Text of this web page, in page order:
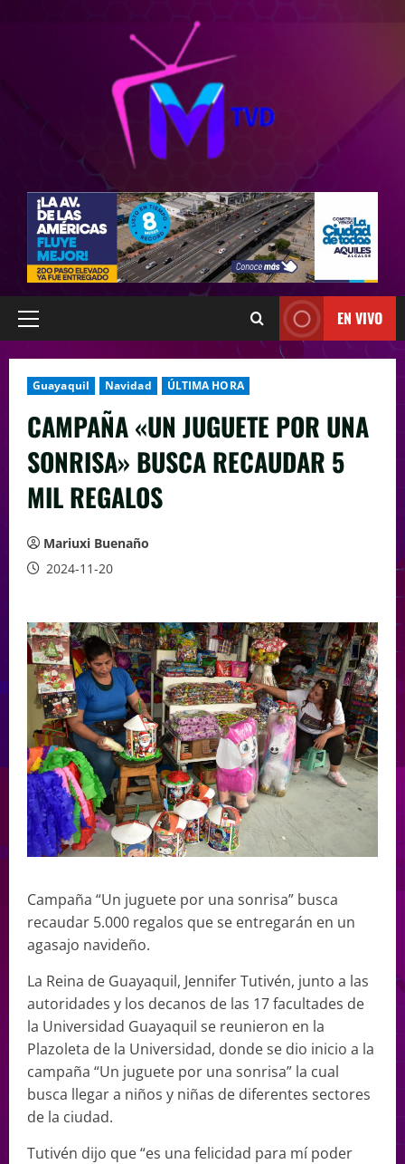
EN VIVO
Guayaquil Navidad ÚLTIMA HORA
CAMPAÑA «UN JUGUETE POR UNA
SONRISA» BUSCA RECAUDAR 5
MIL REGALOS
Mariuxi Buenaño
2024-11-20
Campaña “Un juguete por una sonrisa” busca
recaudar 5.000 regalos que se entregarán en un
agasajo navideño.
La Reina de Guayaquil, Jennifer Tutivén, junto a las
autoridades y los decanos de las 17 facultades de
la Universidad Guayaquil se reunieron en la
Plazoleta de la Universidad, donde se dio inicio a la
campaña “Un juguete por una sonrisa” la cual
busca llegar a niños y niñas de diferentes sectores
de la ciudad.
Tutivén dijo que “es una felicidad para mí poder